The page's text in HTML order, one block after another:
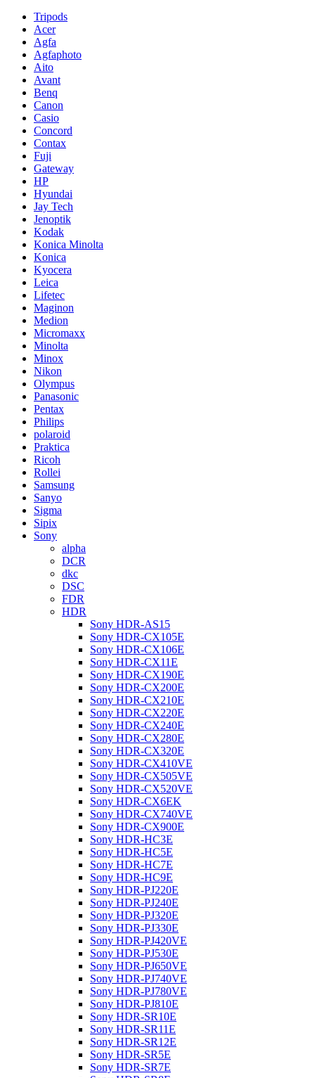
Tripods
Acer
Agfa
Agfaphoto
Aito
Avant
Benq
Canon
Casio
Concord
Contax
Fuji
Gateway
HP
Hyundai
Jay Tech
Jenoptik
Kodak
Konica Minolta
Konica
Kyocera
Leica
Lifetec
Maginon
Medion
Micromaxx
Minolta
Minox
Nikon
Olympus
Panasonic
Pentax
Philips
polaroid
Praktica
Ricoh
Rollei
Samsung
Sanyo
Sigma
Sipix
Sony
alpha
DCR
dkc
DSC
FDR
HDR
Sony HDR-AS15
Sony HDR-CX105E
Sony HDR-CX106E
Sony HDR-CX11E
Sony HDR-CX190E
Sony HDR-CX200E
Sony HDR-CX210E
Sony HDR-CX220E
Sony HDR-CX240E
Sony HDR-CX280E
Sony HDR-CX320E
Sony HDR-CX410VE
Sony HDR-CX505VE
Sony HDR-CX520VE
Sony HDR-CX6EK
Sony HDR-CX740VE
Sony HDR-CX900E
Sony HDR-HC3E
Sony HDR-HC5E
Sony HDR-HC7E
Sony HDR-HC9E
Sony HDR-PJ220E
Sony HDR-PJ240E
Sony HDR-PJ320E
Sony HDR-PJ330E
Sony HDR-PJ420VE
Sony HDR-PJ530E
Sony HDR-PJ650VE
Sony HDR-PJ740VE
Sony HDR-PJ780VE
Sony HDR-PJ810E
Sony HDR-SR10E
Sony HDR-SR11E
Sony HDR-SR12E
Sony HDR-SR5E
Sony HDR-SR7E